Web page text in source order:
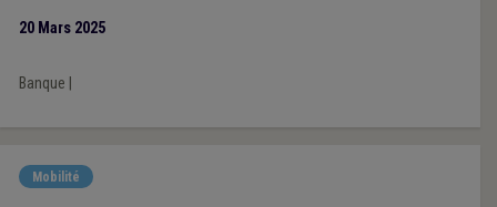
20 Mars 2025
Banque
Mobilité